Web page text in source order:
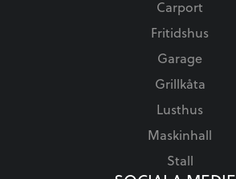
Carport
Fritidshus
Garage
Grillkåta
Lusthus
Maskinhall
Stall